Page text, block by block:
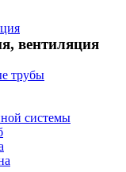
вентиляция
трубы
системы